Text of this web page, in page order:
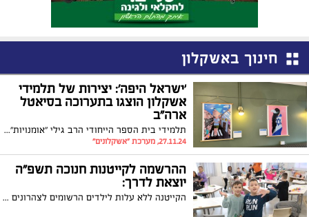
חינוך באשקלון
'ישראל היפה': יצירות של תלמידי
אשקלון הוצגו בתערוכה בסיאטל
ארה"ב
תלמידי בית הספר הייחודי הרב גילי "אומנויות" באשקלון, הציגו תערוכת ציורים בקהילה הישראלית יהודית בסיאטל
27.11.24, מערכת "אשקלונים"
ההרשמה לקייטנות חנוכה תשפ"ה
יוצאת לדרך:
הקייטנה ללא עלות לילדים הרשומים לצהרונים מחודש ספטמבר; מהרו לשריין את המקום לילדיכם